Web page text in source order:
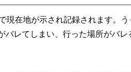
現在地が示され記録されます。う
バレてしまい、行った場所がバレ